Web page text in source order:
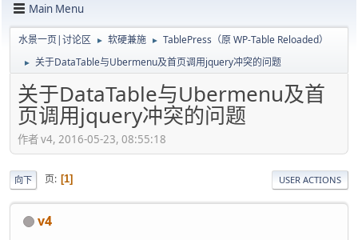
Main Menu
水景一页|讨论区 ► 软硬兼施 ► TablePress（原 WP-Table Reloaded）
► 关于DataTable与Ubermenu及首页调用jquery冲突的问题
关于DataTable与Ubermenu及首
页调用jquery冲突的问题
作者 v4, 2016-05-23, 08:55:18
向下 页 1 USER ACTIONS
v4